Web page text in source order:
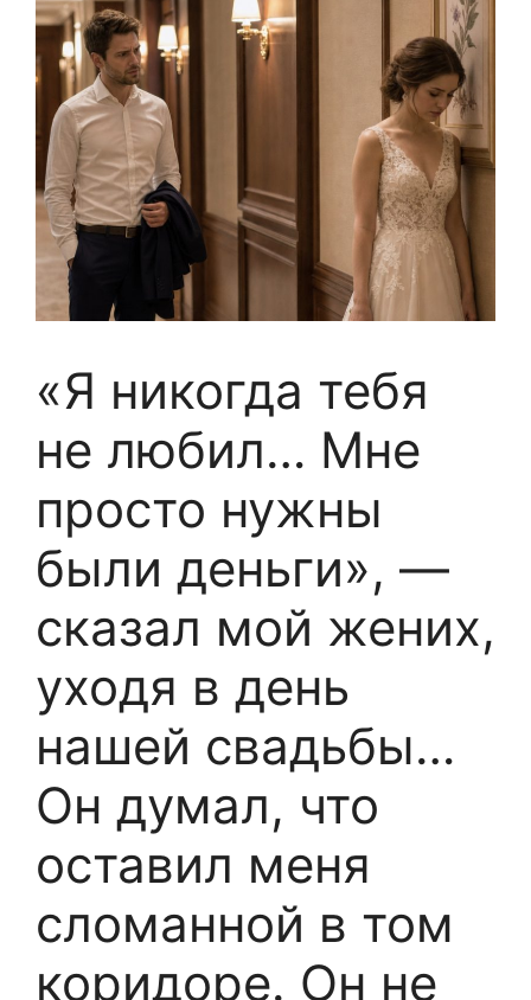
«Я никогда тебя
не любил… Мне
просто нужны
были деньги», —
сказал мой жених,
уходя в день
нашей свадьбы…
Он думал, что
оставил меня
сломанной в том
коридоре. Он не